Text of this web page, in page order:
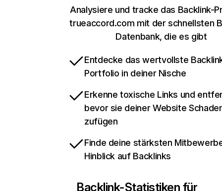
Analysiere und tracke das Backlink-
trueaccord.com mit der schnellsten
Datenbank, die es gibt
Entdecke das wertvollste
Portfolio in deiner Nische
Erkenne toxische Links und
bevor sie deiner Website
zufügen
Finde deine stärksten
Hinblick auf Backlinks
Backlink-Statistiken für